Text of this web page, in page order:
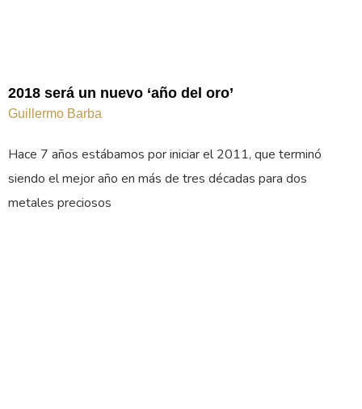
2018 será un nuevo ‘año del oro’
Guillermo Barba
Hace 7 años estábamos por iniciar el 2011, que terminó
siendo el mejor año en más de tres décadas para dos
metales preciosos